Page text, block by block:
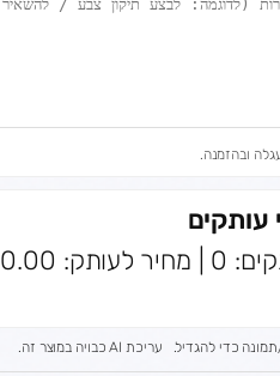
ובהזמנה.
עותקים
כדי להגדיל. עריכת AI כבויה במוצר זה.